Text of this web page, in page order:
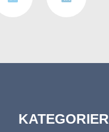
KATEGORIER